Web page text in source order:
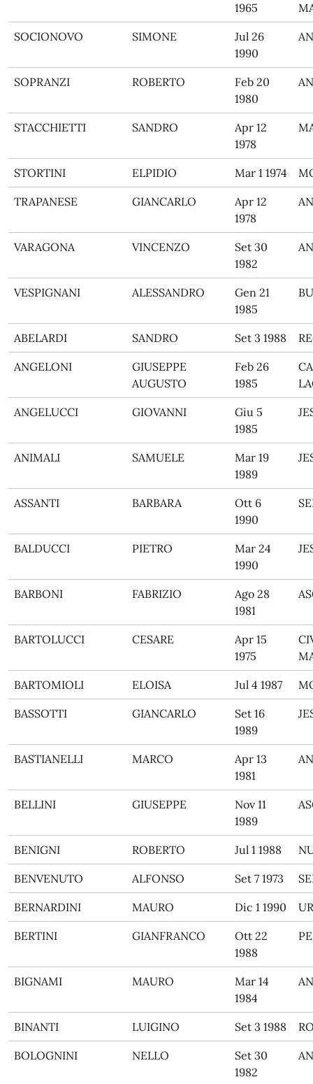
1965
SOCIONOVO SIMONE
Jul 26
1990
SOPRANZI ROBERTO
Feb 20
1980
STACCHIETTI SANDRO
Apr 12
1978
STORTINI ELPIDIO Mar 1 1974
TRAPANESE GIANCARLO
Apr 12
1978
VARAGONA VINCENZO
Set 30
1982
VESPIGNANI ALESSANDRO
Gen 21
1985
ABELARDI SANDRO Set 3 1988
ANGELONI
GIUSEPPE
AUGUSTO
Feb 26
1985
ANGELUCCI GIOVANNI
Giu 5
1985
ANIMALI SAMUELE
Mar 19
1989
ASSANTI BARBARA
Ott 6
1990
BALDUCCI PIETRO
Mar 24
1990
BARBONI FABRIZIO
Ago 28
1981
BARTOLUCCI CESARE
Apr 15
1975
BARTOMIOLI ELOISA Jul 4 1987
BASSOTTI GIANCARLO
Set 16
1989
BASTIANELLI MARCO
Apr 13
1981
BELLINI GIUSEPPE
Nov 11
1989
BENIGNI ROBERTO Jul 1 1988
BENVENUTO ALFONSO Set 7 1973
BERNARDINI MAURO Dic 1 1990
BERTINI GIANFRANCO
Ott 22
1988
BIGNAMI MAURO
Mar 14
1984
BINANTI LUIGINO Set 3 1988
BOLOGNINI NELLO
Set 30
1982